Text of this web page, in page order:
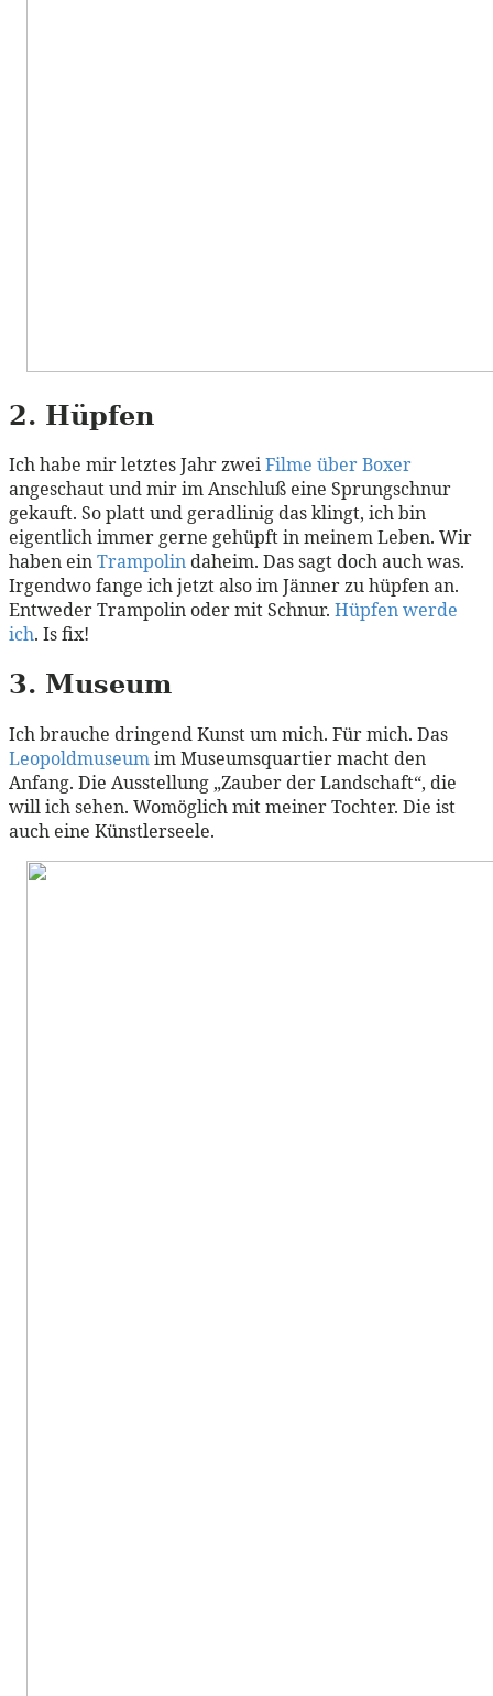
2. Hüpfen
Ich habe mir letztes Jahr zweiFilme über Boxer
angeschaut und mir im Anschluß eine Sprungschnur
gekauft. So platt und geradlinig das klingt, ich bin
eigentlich immer gerne gehüpft in meinem Leben. Wir
haben einTrampolindaheim. Das sagt doch auch was.
Irgendwo fange ich jetzt also im Jänner zu hüpfen an.
Entweder Trampolin oder mit Schnur. Hüpfen werde
ich. Is fix!
3. Museum
Ich brauche dringend Kunst um mich. Für mich. Das
Leopoldmuseumim Museumsquartier macht den
Anfang. Die Ausstellung „Zauber der Landschaft“, die
will ich sehen. Womöglich mit meiner Tochter. Die ist
auch eine Künstlerseele.